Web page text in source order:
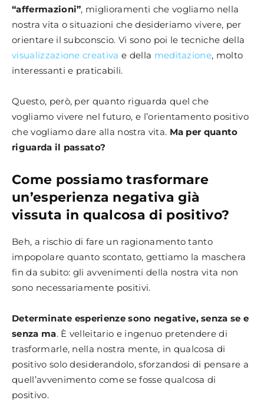
“affermazioni”, miglioramenti che vogliamo nella
nostra vita o situazioni che desideriamo vivere, per
orientare il subconscio. Vi sono poi le tecniche della
visualizzazione creativa e della meditazione, molto
interessanti e praticabili.
Questo, però, per quanto riguarda quel che
vogliamo vivere nel futuro, e l’orientamento positivo
che vogliamo dare alla nostra vita. Ma per quanto
riguarda il passato?
Come possiamo trasformare
un’esperienza negativa già
vissuta in qualcosa di positivo?
Beh, a rischio di fare un ragionamento tanto
impopolare quanto scontato, gettiamo la maschera
fin da subito: gli avvenimenti della nostra vita non
sono necessariamente positivi.
Determinate esperienze sono negative, senza se e
senza ma. È velleitario e ingenuo pretendere di
trasformarle, nella nostra mente, in qualcosa di
positivo solo desiderandolo, sforzandosi di pensare a
quell’avvenimento come se fosse qualcosa di
positivo.